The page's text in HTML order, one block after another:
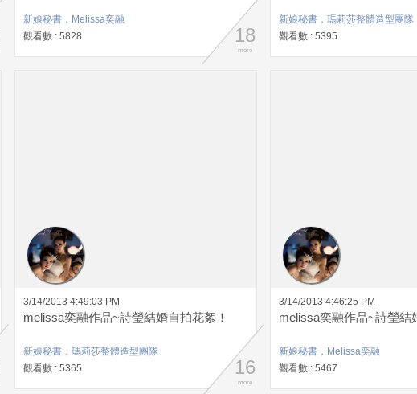
新娘秘書，Melissa奕融
觀看數 : 5828
18
more
新娘秘書，瑪莉莎整體造型團隊
觀看數 : 5395
3/14/2013 4:49:03 PM
melissa奕融作品~詩瑩結婚自拍花絮！
新娘秘書，瑪莉莎整體造型團隊
觀看數 : 5365
16
more
3/14/2013 4:46:25 PM
melissa奕融作品~詩瑩結
新娘秘書，Melissa奕融
觀看數 : 5467